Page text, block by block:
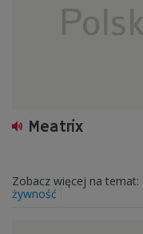
Meatrix
Zobacz więcej na temat:
żywność